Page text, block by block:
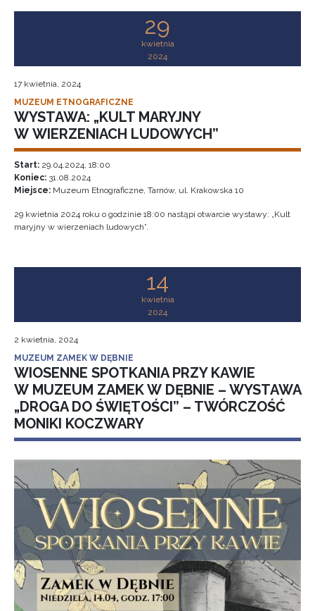
29
kwietnia
2024
17 kwietnia, 2024
MUZEUM ETNOGRAFICZNE
WYSTAWA: „KULT MARYJNY
W WIERZENIACH LUDOWYCH”
Start: 29.04.2024, 18:00
Koniec: 31.08.2024
Miejsce: Muzeum Etnograficzne, Tarnów, ul. Krakowska 10
29 kwietnia 2024 roku o godzinie 18:00 nastąpi otwarcie wystawy: „Kult
maryjny w wierzeniach ludowych”.
14
kwietnia
2024
2 kwietnia, 2024
MUZEUM ZAMEK W DĘBNIE
WIOSENNE SPOTKANIA PRZY KAWIE
W MUZEUM ZAMEK W DĘBNIE – WYSTAWA
„DROGA DO ŚWIĘTOŚCI” – TWÓRCZOŚĆ
MONIKI KOCZWARY